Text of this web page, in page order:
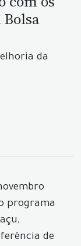
da
programa
de